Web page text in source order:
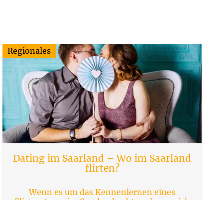
Regionales
Dating im Saarland – Wo im Saarland
flirten?
Wenn es um das Kennenlernen eines